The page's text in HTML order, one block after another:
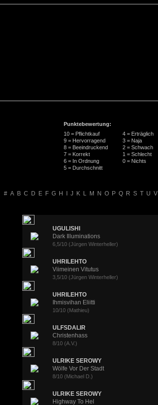
Punktebewertung:
10 = Pflichtkauf
9 = Hervorragend
8 = Beeindruckend
7 = Korrekt
6 = In Ordnung
5 = Durchschnitt
4 = Erträglich
3 = Naja
2 = Schwach
1 = Schlecht
0 = Nichts
# A B C D E F G H J K L M N O P Q R S T U V
UGULISHI
Dark Illuminations
6,5/10 (Jürgen Winterheller)
UHRILEHTO
Viimeinen Vitutus
3,5/10 (Jürgen Winterheller)
UHRILEHTO
Ihmisvihan Eliitti
10/10 (Mathieu)
ULFSDALIR
Christenhass
8/10 (A.V.)
ULRIKE SEROWY
Wölfe Vor Der Stadt
8/10 (Michael D.)
ULRIKE SEROWY
Highway To Hel